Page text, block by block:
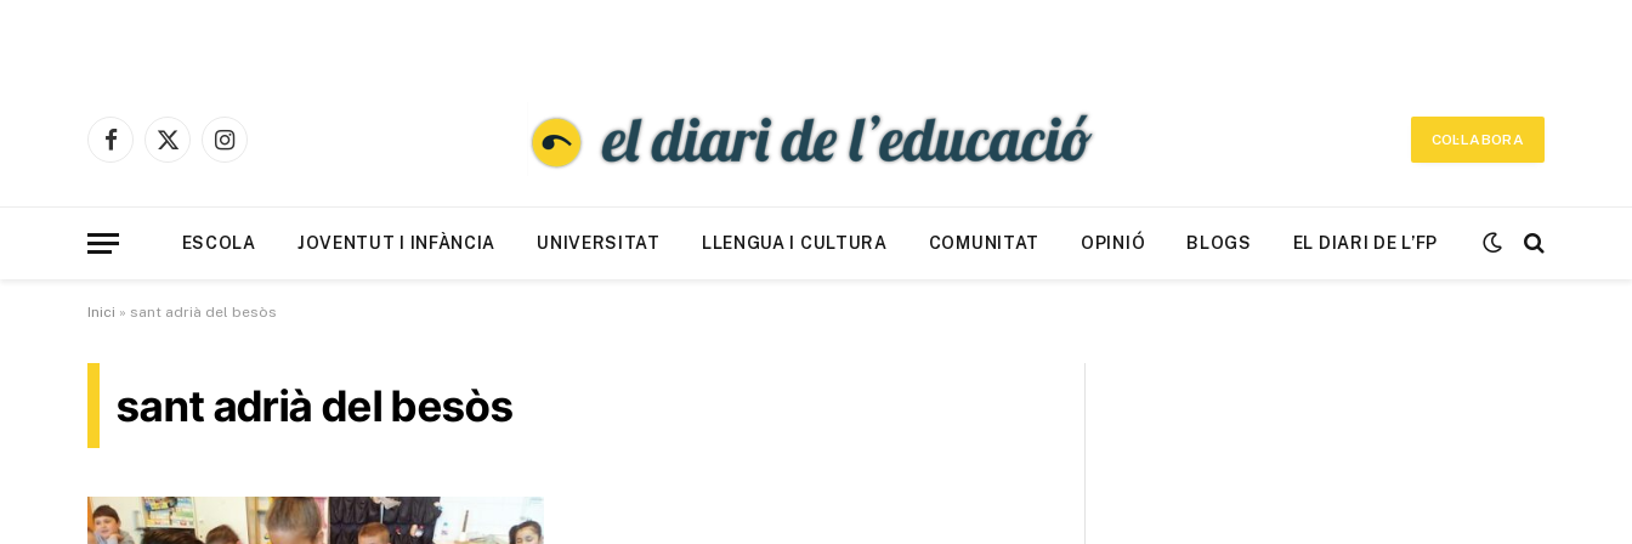
Facebook
X
Instagram
COL·LABORA
ESCOLA JOVENTUT I INFÀNCIA UNIVERSITAT LLENGUA I CULTURA COMUNITAT OPINIÓ BLOGS EL DIARI DE L’FP
Inici » sant adrià del besòs
sant adrià del besòs